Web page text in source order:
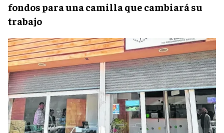
fondos para una camilla que cambiará su
trabajo